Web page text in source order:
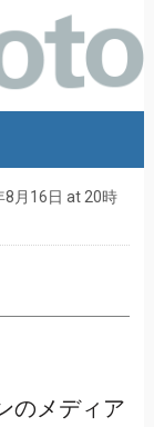
8月16日 at 20時
のメディア